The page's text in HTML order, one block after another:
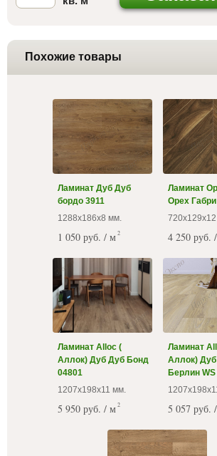
Похожие товары
Ламинат Дуб Дуб
бордо 3911
1288х186х8 мм.
1 050 руб. / м 2
Ламинат
Орех Габри
4 250 руб.
Ламинат Alloc (
Аллок) Дуб Дуб Бонд
04801
1207х198х11 мм.
5 950 руб. / м 2
Ламинат
Аллок)
Берлин
5 057 руб.